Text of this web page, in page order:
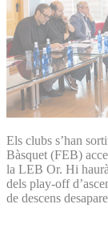
Els clubs s’han
Bàsquet (FEB)
la LEB Or. Hi
dels play-off
de descens